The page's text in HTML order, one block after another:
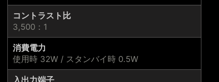
コントラスト比
3,500：1
消費電力
使用時 32W / スタンバイ時 0.5W
入出力端子